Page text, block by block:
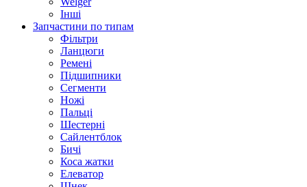
Інші
Запчастини по типам
Фільтри
Ланцюги
Ремені
Підшипники
Сегменти
Ножі
Пальці
Шестерні
Сайлентблок
Бичі
Коса жатки
Елеватор